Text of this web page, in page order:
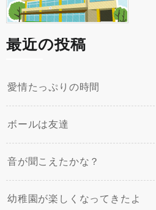
最近の投稿
愛情たっぷりの時間
ボールは友達
音が聞こえたかな？
幼稚園が楽しくなってきたよ